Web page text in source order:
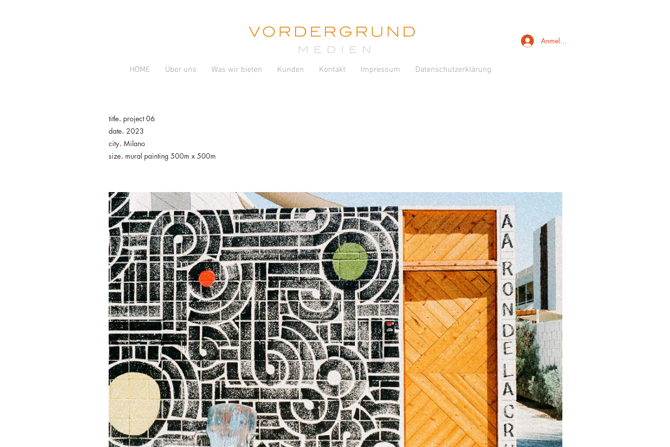
HOME Über uns Was wir bieten Kunden Kontakt Impressum Datenschutzerklärung
Anmelden
title. project 06
date. 2023
city. Milano
size. mural painting 500m x 500m